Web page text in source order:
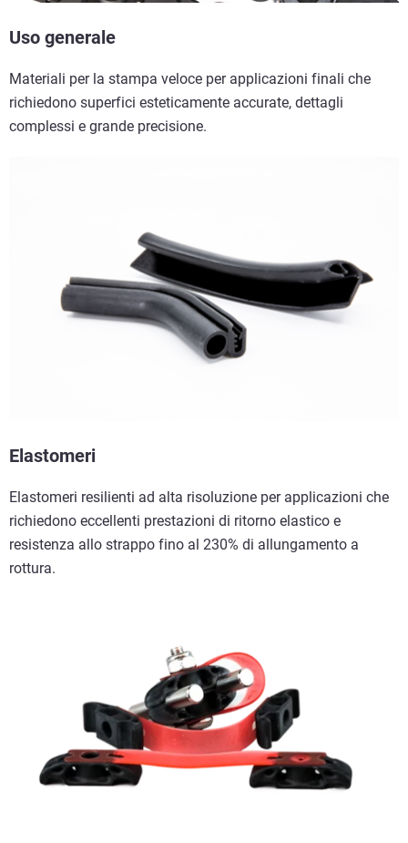
Uso generale
Materiali per la stampa veloce per applicazioni finali che
richiedono superfici esteticamente accurate, dettagli
complessi e grande precisione.
Elastomeri
Elastomeri resilienti ad alta risoluzione per applicazioni che
richiedono eccellenti prestazioni di ritorno elastico e
resistenza allo strappo fino al 230% di allungamento a
rottura.